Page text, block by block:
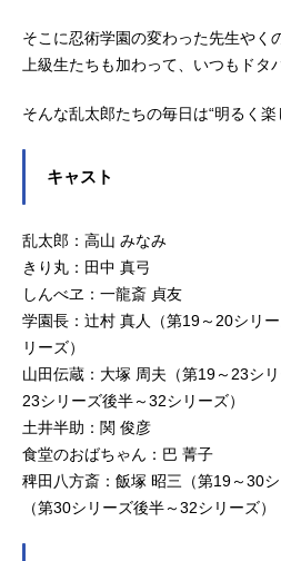
そこに忍術学園の変わった先生やく
上級生たちも加わって、いつもドタ
そんな乱太郎たちの毎日は“明るく楽
キャスト
乱太郎：高山 みなみ
きり丸：田中 真弓
しんべヱ：一龍斎 貞友
学園長：辻村 真人（第19～20シリ
リーズ）
山田伝蔵：大塚 周夫（第19～23シ
23シリーズ後半～32シリーズ）
土井半助：関 俊彦
食堂のおばちゃん：巴 菁子
稗田八方斎：飯塚 昭三（第19～30
（第30シリーズ後半～32シリーズ）